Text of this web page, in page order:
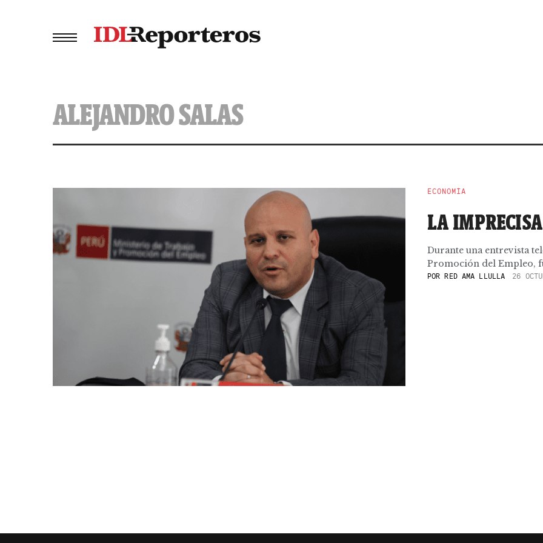
ALEJANDRO SALAS
ECONOMÍA
LA
Durante una entrevista
Promoción del Empleo,
POR RED AMA LLULLA 26